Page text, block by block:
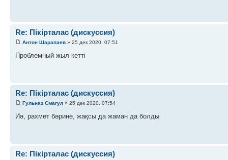
Re: Пікірталас (дискуссия)
Антон Шарапаев » 25 дек 2020, 07:51
Проблемный жыл кетті
Re: Пікірталас (дискуссия)
Гульназ Смагул » 25 дек 2020, 07:54
Иә, рахмет бәрине, жақсы да жаман да болды
Re: Пікірталас (дискуссия)